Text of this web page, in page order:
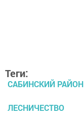
Теги:
САБИНСКИЙ РАЙОН
ЛЕСНИЧЕСТВО